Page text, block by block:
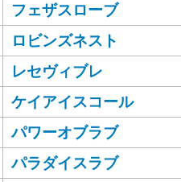
フェザスローブ
ロビンズネスト
レセヴィブレ
ケイアイスコール
パワーオブラブ
パラダイスラブ